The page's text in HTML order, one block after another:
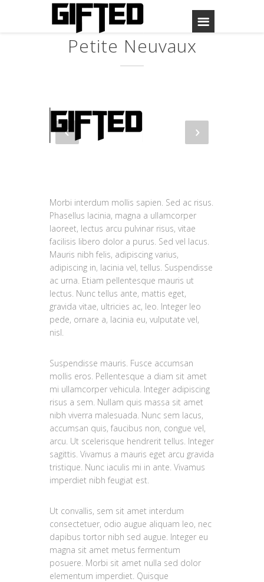
Petite Neuvaux
Morbi interdum mollis sapien. Sed ac risus.
Phasellus lacinia, magna a ullamcorper
laoreet, lectus arcu pulvinar risus, vitae
facilisis libero dolor a purus. Sed vel lacus.
Mauris nibh felis, adipiscing varius,
adipiscing in, lacinia vel, tellus. Suspendisse
ac urna. Etiam pellentesque mauris ut
lectus. Nunc tellus ante, mattis eget,
gravida vitae, ultricies ac, leo. Integer leo
pede, ornare a, lacinia eu, vulputate vel,
nisl.
Suspendisse mauris. Fusce accumsan
mollis eros. Pellentesque a diam sit amet
mi ullamcorper vehicula. Integer adipiscing
risus a sem. Nullam quis massa sit amet
nibh viverra malesuada. Nunc sem lacus,
accumsan quis, faucibus non, congue vel,
arcu. Ut scelerisque hendrerit tellus. Integer
sagittis. Vivamus a mauris eget arcu gravida
tristique. Nunc iaculis mi in ante. Vivamus
imperdiet nibh feugiat est.
Ut convallis, sem sit amet interdum
consectetuer, odio augue aliquam leo, nec
dapibus tortor nibh sed augue. Integer eu
magna sit amet metus fermentum
posuere. Morbi sit amet nulla sed dolor
elementum imperdiet. Quisque